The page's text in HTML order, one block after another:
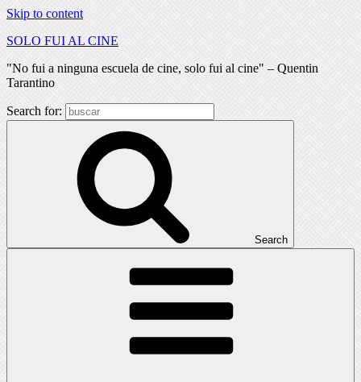
Skip to content
SOLO FUI AL CINE
"No fui a ninguna escuela de cine, solo fui al cine" – Quentin
Tarantino
Search for:
Search